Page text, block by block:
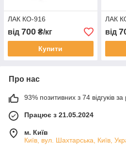
ЛАК КО-916
від 700 ₴/кг
Купити
ЛАК
від
Про нас
93% позитивних з 74 відгуків за
Працює з 21.05.2024
м. Київ
Київ, вул. Шахтарська, Київ,